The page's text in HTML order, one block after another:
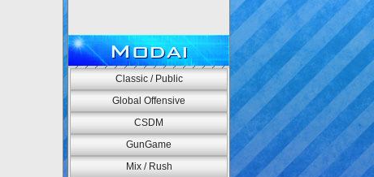
Modai
Classic / Public
Global Offensive
CSDM
GunGame
Mix / Rush